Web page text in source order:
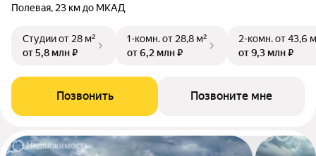
Полевая, 23 км до МКАД
Студииот 28 м²
от 5,8 млн ₽
1-комн.от 28,8 м²
от 6,2 млн ₽
2-комн.от 43,6
от 9,3 млн ₽
Позвонить Позвоните мне